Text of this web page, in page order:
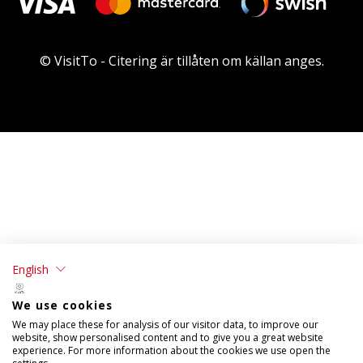
© VisitTo - Citering är tillåten om källan anges.
English
We use cookies
We may place these for analysis of our visitor data, to improve our
website, show personalised content and to give you a great website
experience. For more information about the cookies we use open the